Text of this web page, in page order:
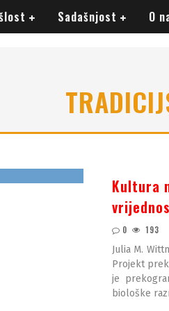
Sadašnjost O
Kultura
0 193
Julia M.
Projekt
je
biološke